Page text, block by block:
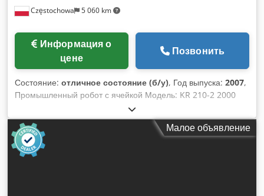
sheet loading/unloading, palletizing and general handling.
complete package: €19,900.
Częstochowa 5 060 km
цене
Позвонить
Состояние: отличное состояние (б/у), Год выпуска: 2007,
Промышленный робот с ячейкой Модель: KR 210-2 2000
Chedjyu Ihkepfx Ahhsa Год выпуска: 2007
Малое объявление